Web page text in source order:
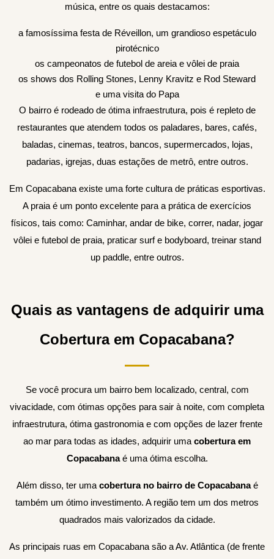
música, entre os quais destacamos:
a famosíssima festa de Réveillon, um grandioso espetáculo
pirotécnico
os campeonatos de futebol de areia e vôlei de praia
os shows dos Rolling Stones, Lenny Kravitz e Rod Steward
e uma visita do Papa
O bairro é rodeado de ótima infraestrutura, pois é repleto de
restaurantes que atendem todos os paladares, bares, cafés,
baladas, cinemas, teatros, bancos, supermercados, lojas,
padarias, igrejas, duas estações de metrô, entre outros.
Em Copacabana existe uma forte cultura de práticas esportivas.
A praia é um ponto excelente para a prática de exercícios
físicos, tais como: Caminhar, andar de bike, correr, nadar, jogar
vôlei e futebol de praia, praticar surf e bodyboard, treinar stand
up paddle, entre outros.
Quais as vantagens de adquirir uma
Cobertura em Copacabana?
Se você procura um bairro bem localizado, central, com
vivacidade, com ótimas opções para sair à noite, com completa
infraestrutura, ótima gastronomia e com opções de lazer frente
ao mar para todas as idades, adquirir uma cobertura em
Copacabanaé uma ótima escolha.
Além disso, ter uma cobertura no bairro de Copacabanaé
também um ótimo investimento. A região tem um dos metros
quadrados mais valorizados da cidade.
As principais ruas em Copacabana são a Av. Atlântica (de frente